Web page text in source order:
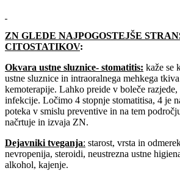
ZN GLEDE NAJPOGOSTEJŠE
CITOSTATIKOV:
Okvara ustne sluznice- stomatitis: kaže se
ustne sluznice in intraoralnega mehkega
kemoterapije. Lahko preide v boleče
infekcije. Ločimo 4 stopnje stomatitisa, 4 je
poteka v smislu preventive in na tem
načrtuje in izvaja ZN.
Dejavniki tveganja: starost, vrsta in
nevropenija, steroidi, neustrezna ustne
alkohol, kajenje.